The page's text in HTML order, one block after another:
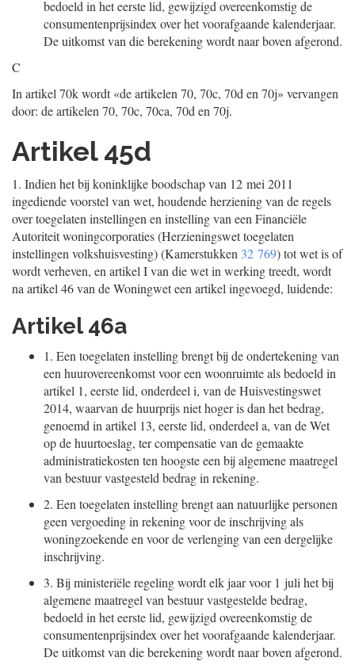
bedoeld in het eerste lid, gewijzigd overeenkomstig de
consumentenprijsindex over het voorafgaande kalenderjaar.
De uitkomst van die berekening wordt naar boven afgerond.
C
In artikel 70k wordt «de artikelen 70, 70c, 70d en 70j» vervangen
door: de artikelen 70, 70c, 70ca, 70d en 70j.
Artikel 45d
1. Indien het bij koninklijke boodschap van 12 mei 2011
ingediende voorstel van wet, houdende herziening van de regels
over toegelaten instellingen en instelling van een Financiële
Autoriteit woningcorporaties (Herzieningswet toegelaten
instellingen volkshuisvesting) (Kamerstukken 32 769) tot wet is of
wordt verheven, en artikel I van die wet in werking treedt, wordt
na artikel 46 van de Woningwet een artikel ingevoegd, luidende:
Artikel 46a
1. Een toegelaten instelling brengt bij de ondertekening van
een huurovereenkomst voor een woonruimte als bedoeld in
artikel 1, eerste lid, onderdeel i, van de Huisvestingswet
2014, waarvan de huurprijs niet hoger is dan het bedrag,
genoemd in artikel 13, eerste lid, onderdeel a, van de Wet
op de huurtoeslag, ter compensatie van de gemaakte
administratiekosten ten hoogste een bij algemene maatregel
van bestuur vastgesteld bedrag in rekening.
2. Een toegelaten instelling brengt aan natuurlijke personen
geen vergoeding in rekening voor de inschrijving als
woningzoekende en voor de verlenging van een dergelijke
inschrijving.
3. Bij ministeriële regeling wordt elk jaar voor 1 juli het bij
algemene maatregel van bestuur vastgestelde bedrag,
bedoeld in het eerste lid, gewijzigd overeenkomstig de
consumentenprijsindex over het voorafgaande kalenderjaar.
De uitkomst van die berekening wordt naar boven afgerond.